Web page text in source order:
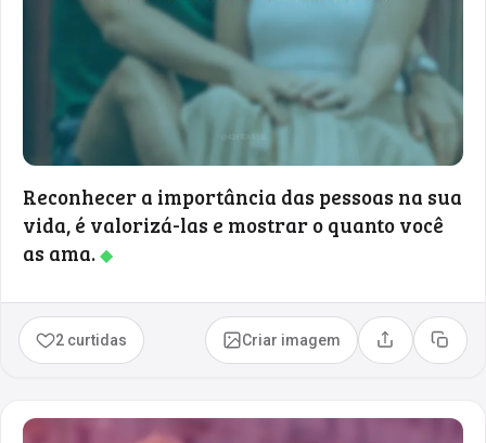
Reconhecer a importância das pessoas na sua
vida, é valorizá-las e mostrar o quanto você
as ama.◆
2 curtidas Criar imagem Compartilhar
Copiar